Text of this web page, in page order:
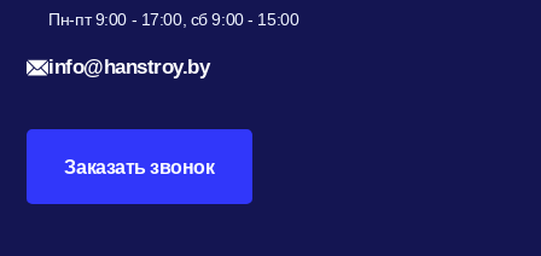
Пн-пт 9:00 - 17:00, сб 9:00 - 15:00
info@hanstroy.by
Заказать звонок